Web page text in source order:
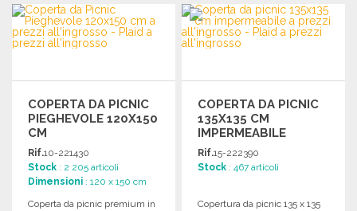
Richiedi un preventivo
ORDINARE
Richiedi un preventivo
COPERTA DA PICNIC
PIEGHEVOLE 120X150
CM
Rif.10-221430
Stock : 2 205 articoli
Dimensioni : 120 x 150 cm
Coperta da picnic premium in
COPERTA DA PICNIC
135X135 CM
IMPERMEABILE
Rif.15-222390
Stock : 467 articoli
Copertura da picnic 135 x 135